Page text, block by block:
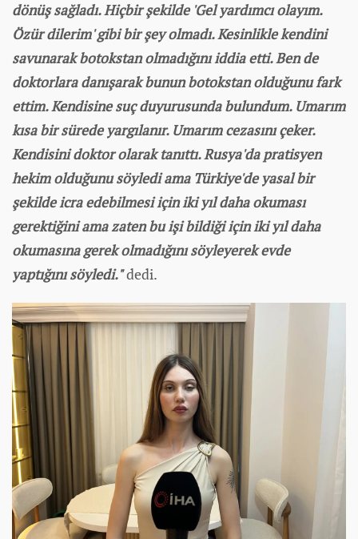
dönüş sağladı. Hiçbir şekilde 'Gel yardımcı olayım.
Özür dilerim' gibi bir şey olmadı. Kesinlikle kendini
savunarak botokstan olmadığını iddia etti. Ben de
doktorlara danışarak bunun botokstan olduğunu fark
ettim. Kendisine suç duyurusunda bulundum. Umarım
kısa bir sürede yargılanır. Umarım cezasını çeker.
Kendisini doktor olarak tanıttı. Rusya'da pratisyen
hekim olduğunu söyledi ama Türkiye'de yasal bir
şekilde icra edebilmesi için iki yıl daha okuması
gerektiğini ama zaten bu işi bildiği için iki yıl daha
okumasına gerek olmadığını söyleyerek evde
yaptığını söyledi."dedi.